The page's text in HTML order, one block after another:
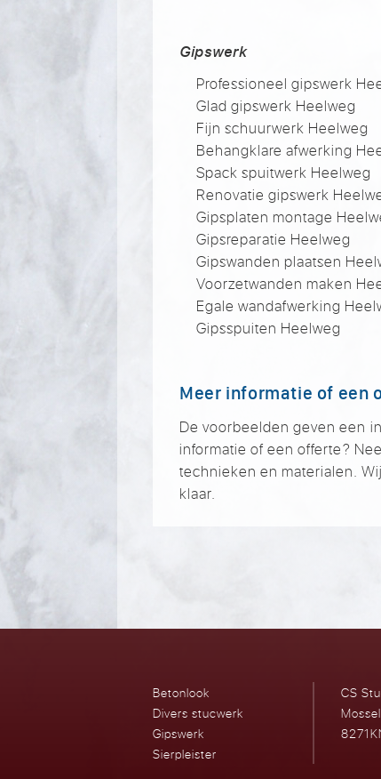
Gipswerk
Professioneel gipswerk
Glad gipswerk Heelweg
Fijn schuurwerk Heelweg
Behangklare afwerking
Spack spuitwerk Heelweg
Renovatie gipswerk
Gipsplaten montage
Gipsreparatie Heelweg
Gipswanden plaatsen
Voorzetwanden maken
Egale wandafwerking
Gipsspuiten Heelweg
Meer informatie of een
De voorbeelden geven een
informatie of een offerte?
technieken en materialen.
klaar.
Betonlook
Divers stucwerk
Gipswerk
Sierpleister
CS